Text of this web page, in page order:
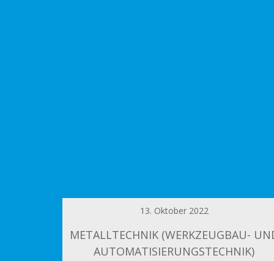
13. Oktober 2022
METALLTECHNIK (WERKZEUGBAU-
AUTOMATISIERUNGSTECHNIK)